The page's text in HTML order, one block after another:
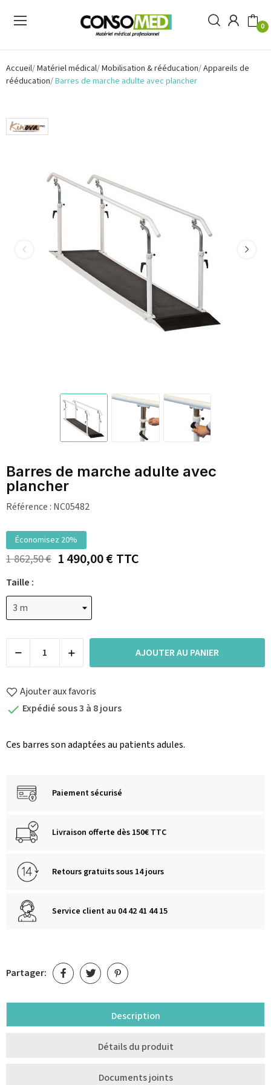
0
Accueil Matériel médical Mobilisation & rééducation Appareils de
rééducation Barres de marche adulte avec plancher
Barres de marche adulte avec
plancher
Référence : NC05482
Économisez 20%
1 862,50 € 1 490,00 €TTC
Taille :
AJOUTER AU PANIER
Ajouter aux favoris
 Expédié sous 3 à 8 jours
Ces barres son adaptées au patients adules.
Paiement sécurisé
Livraison offerte dès 150€ TTC
Retours gratuits sous 14 jours
Service client au 04 42 41 44 15
Partager:
Description
Détails du produit
Documents joints